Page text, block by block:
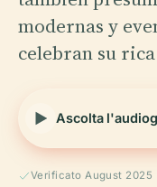
modernas y
celebran su
Ascolta
Verificato August 2025